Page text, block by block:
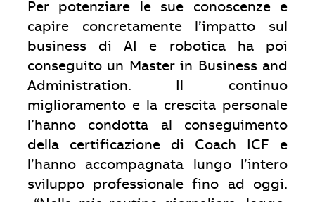
Per potenziare le sue conoscenze e
capire concretamente l’impatto sul
business di AI e robotica ha poi
conseguito un Master in Business and
Administration. Il continuo
miglioramento e la crescita personale
l’hanno condotta al conseguimento
della certificazione di Coach ICF e
l’hanno accompagnata lungo l’intero
sviluppo professionale fino ad oggi.